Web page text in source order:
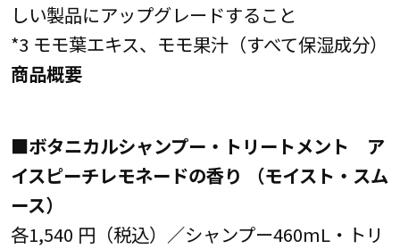
しい製品にアップグレードすること
*3 モモ葉エキス、モモ果汁（すべて保湿成分）
商品概要
■ボタニカルシャンプー・トリートメント ア
イスピーチレモネードの香り （モイスト・スム
ース）
各1,540 円（税込）／シャンプー460mL・トリ